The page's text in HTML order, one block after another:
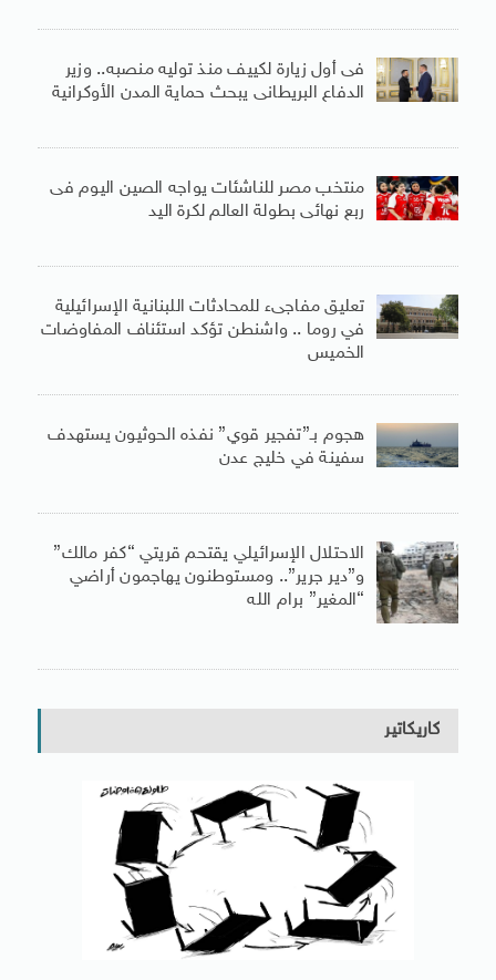
فى أول زيارة لكييف منذ توليه منصبه.. وزير
الدفاع البريطانى يبحث حماية المدن الأوكرانية
منتخب مصر للناشئات يواجه الصين اليوم فى
ربع نهائى بطولة العالم لكرة اليد
تعليق مفاجىء للمحادثات اللبنانية الإسرائيلية
في روما .. واشنطن تؤكد استئناف المفاوضات
الخميس
هجوم بـ”تفجير قوي” نفذه الحوثيون يستهدف
سفينة في خليج عدن
الاحتلال الإسرائيلي يقتحم قريتي “كفر مالك”
و”دير جرير”.. ومستوطنون يهاجمون أراضي
“المغير” برام الله
كاريكاتير